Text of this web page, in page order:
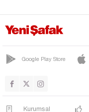
Google Play Store
Kurumsal